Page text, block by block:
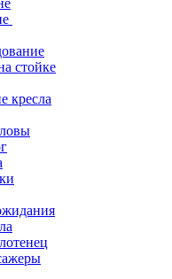
стойке
кресла